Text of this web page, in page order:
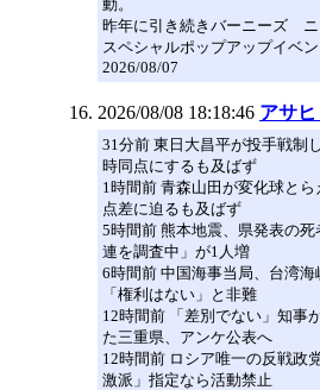
動。
昨年に引き続きバーニーズ ニ
スペシャルポップアップイベ
2026/08/07
2026/08/08 18:18:46 アサ
31分前 東日大昌平が投手戦
時同点にするも及ばず
1時間前 青森山田が変化球と
点差に迫るも及ばず
5時間前 熊本地震、県発表の
連を調査中」が1人増
6時間前 中国海事当局、台湾
「権利はない」と非難
12時間前 「差別でない」知
た三重県、アンケ公表へ
12時間前 ロシア唯一の反戦
激派」指定なら活動禁止